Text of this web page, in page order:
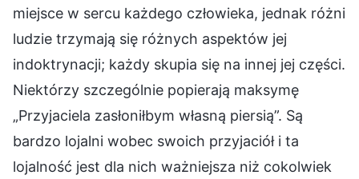
miejsce w sercu każdego człowieka, jednak różni
ludzie trzymają się różnych aspektów jej
indoktrynacji; każdy skupia się na innej jej części.
Niektórzy szczególnie popierają maksymę
„Przyjaciela zasłoniłbym własną piersią”. Są
bardzo lojalni wobec swoich przyjaciół i ta
lojalność jest dla nich ważniejsza niż cokolwiek